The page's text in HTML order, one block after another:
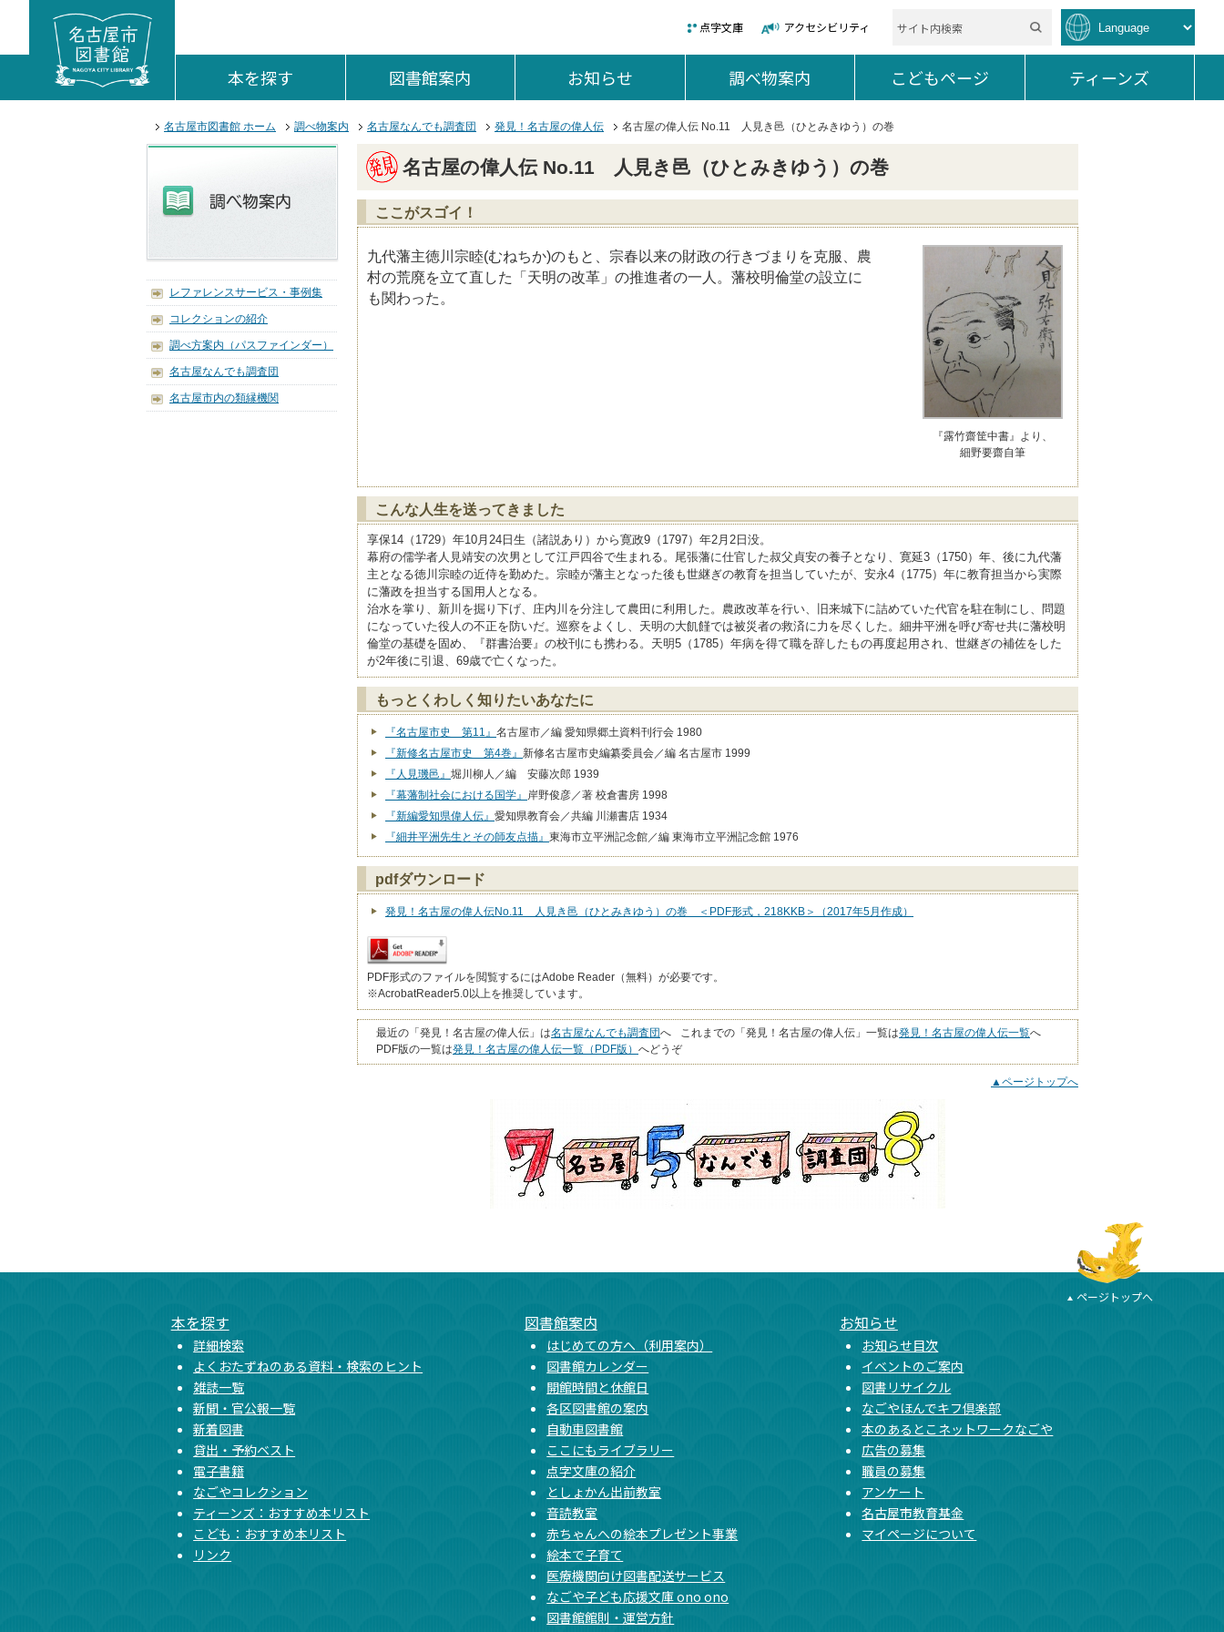
ここからサイト内共通メニューです。
サイト内共通メニューをスキップする
点字文庫 アクセシビリティ
本を探す 図書館案内 お知らせ 調べ物案内 こどもページ ティーンズ
サイト内共通メニューここまで。
名古屋市図書館 ホーム
調べ物案内 名古屋なんでも調査団 発見！名古屋の偉人伝 名古屋の偉人伝 No.11 人見き邑（ひとみきゆう）の巻
レファレンスサービス・事例集
コレクションの紹介
調べ方案内（パスファインダー）
名古屋なんでも調査団
名古屋市内の類縁機関
名古屋の偉人伝 No.11 人見き邑（ひとみきゆう）の巻
ここがスゴイ！
『露竹齋筐中書』より、
細野要齋自筆
九代藩主徳川宗睦(むねちか)のもと、宗春以来の財政の行きづまりを克服、農
村の荒廃を立て直した「天明の改革」の推進者の一人。藩校明倫堂の設立に
も関わった。
こんな人生を送ってきました
享保14（1729）年10月24日生（諸説あり）から寛政9（1797）年2月2日没。
幕府の儒学者人見靖安の次男として江戸四谷で生まれる。尾張藩に仕官した叔父貞安の養子となり、寛延3（1750）年、後に九代藩
主となる徳川宗睦の近侍を勤めた。宗睦が藩主となった後も世継ぎの教育を担当していたが、安永4（1775）年に教育担当から実際
に藩政を担当する国用人となる。
治水を掌り、新川を掘り下げ、庄内川を分注して農田に利用した。農政改革を行い、旧来城下に詰めていた代官を駐在制にし、問題
になっていた役人の不正を防いだ。巡察をよくし、天明の大飢饉では被災者の救済に力を尽くした。細井平洲を呼び寄せ共に藩校明
倫堂の基礎を固め、『群書治要』の校刊にも携わる。天明5（1785）年病を得て職を辞したもの再度起用され、世継ぎの補佐をした
が2年後に引退、69歳で亡くなった。
もっとくわしく知りたいあなたに
『名古屋市史 第11』 名古屋市／編 愛知県郷土資料刊行会 1980
『新修名古屋市史 第4巻』 新修名古屋市史編纂委員会／編 名古屋市 1999
『人見璣邑』 堀川柳人／編 安藤次郎 1939
『幕藩制社会における国学』 岸野俊彦／著 校倉書房 1998
『新編愛知県偉人伝』 愛知県教育会／共編 川瀬書店 1934
『細井平洲先生とその師友点描』 東海市立平洲記念館／編 東海市立平洲記念館 1976
pdfダウンロード
発見！名古屋の偉人伝No.11 人見き邑（ひとみきゆう）の巻 ＜PDF形式，218KKB＞（2017年5月作成）
PDF形式のファイルを閲覧するにはAdobe Reader（無料）が必要です。
※AcrobatReader5.0以上を推奨しています。
最近の「発見！名古屋の偉人伝」は名古屋なんでも調査団へ これまでの「発見！名古屋の偉人伝」一覧は発見！名古屋の偉人伝一覧へ
PDF版の一覧は発見！名古屋の偉人伝一覧（PDF版） へどうぞ
▲ページトップへ
ページトップへ
本を探す
詳細検索
よくおたずねのある資料・検索のヒント
雑誌一覧
新聞・官公報一覧
新着図書
貸出・予約ベスト
電子書籍
なごやコレクション
ティーンズ：おすすめ本リスト
こども：おすすめ本リスト
リンク
図書館案内
はじめての方へ（利用案内）
図書館カレンダー
開館時間と休館日
各区図書館の案内
自動車図書館
ここにもライブラリー
点字文庫の紹介
としょかん出前教室
音読教室
赤ちゃんへの絵本プレゼント事業
絵本で子育て
医療機関向け図書配送サービス
なごや子ども応援文庫 ono ono
図書館館則・運営方針
お知らせ
お知らせ目次
イベントのご案内
図書リサイクル
なごやほんでキフ倶楽部
本のあるとこネットワークなごや
広告の募集
職員の募集
アンケート
名古屋市教育基金
マイページについて